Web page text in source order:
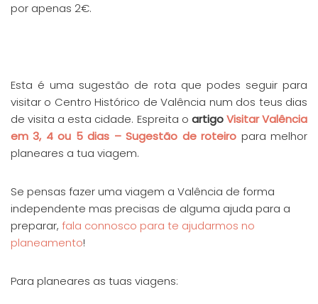
por apenas 2€.
Esta é uma sugestão de rota que podes seguir para
visitar o Centro Histórico de Valência num dos teus dias
de visita a esta cidade. Espreita o artigoVisitar Valência
em 3, 4 ou 5 dias – Sugestão de roteiro para melhor
planeares a tua viagem.
Se pensas fazer uma viagem a Valência de forma
independente mas precisas de alguma ajuda para a
preparar, fala connosco para te ajudarmos no
planeamento!
Para planeares as tuas viagens: